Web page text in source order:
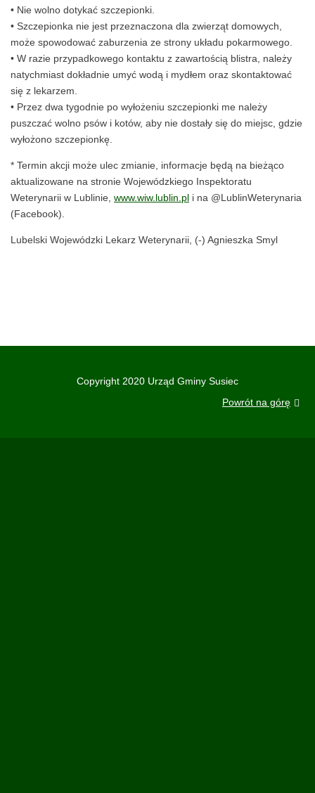
• Nie wolno dotykać szczepionki.
• Szczepionka nie jest przeznaczona dla zwierząt domowych,
może spowodować zaburzenia ze strony układu pokarmowego.
• W razie przypadkowego kontaktu z zawartością blistra, należy
natychmiast dokładnie umyć wodą i mydłem oraz skontaktować
się z lekarzem.
• Przez dwa tygodnie po wyłożeniu szczepionki me należy
puszczać wolno psów i kotów, aby nie dostały się do miejsc, gdzie
wyłożono szczepionkę.
* Termin akcji może ulec zmianie, informacje będą na bieżąco
aktualizowane na stronie Wojewódzkiego Inspektoratu
Weterynarii w Lublinie, www.wiw.lublin.pl i na @LublinWeterynaria
(Facebook).
Lubelski Wojewódzki Lekarz Weterynarii, (-) Agnieszka Smyl
Copyright 2020 Urząd Gminy Susiec
Powrót na górę